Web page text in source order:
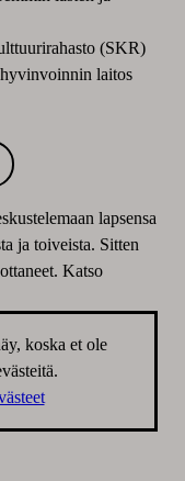
(SKR)
hyvinvoinnin laitos
lapsensa
ja toiveista. Sitten
Katso
koska et ole